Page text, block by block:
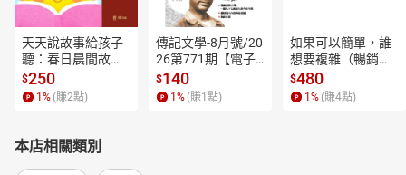
天天說故事給孩子
聽：春日晨間故事
【有聲書】
$250
1 % (賺2點)
傳記文學-8月號/20
26第771期【電子
書】
$140
1 % (賺1 點)
如果可以簡單，誰
想要複雜（暢銷經
典新編版）【電子
書】
$480
1 % (賺4點)
本店相關類別